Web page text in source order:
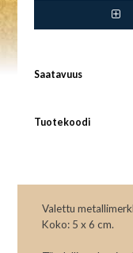
Saatavuus
Tuotekoodi
Valettu
Koko: 5 x 6 cm.